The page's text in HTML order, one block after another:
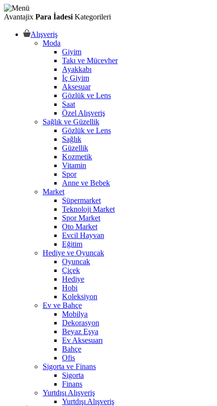
Avantajix Para İadesi Kategorileri
Alışveriş
Moda
Giyim
Takı ve Mücevher
Ayakkabı
İç Giyim
Aksesuar
Gözlük ve Lens
Saat
Özel Alışveriş
Sağlık ve Güzellik
Gözlük ve Lens
Sağlık
Güzellik
Kozmetik
Vitamin
Spor
Anne ve Bebek
Market
Süpermarket
Teknoloji Market
Spor Market
Oto Market
Evcil Hayvan
Eğitim
Hediye ve Oyuncak
Oyuncak
Çiçek
Hediye
Hobi
Koleksiyon
Ev ve Bahçe
Mobilya
Dekorasyon
Beyaz Eşya
Ev Aksesuarı
Bahçe
Ofis
Sigorta ve Finans
Sigorta
Finans
Yurtdışı Alışveriş
Yurtdışı Alışveriş